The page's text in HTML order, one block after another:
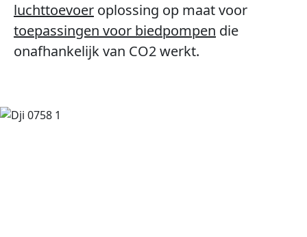
luchttoevoer oplossing op maat voor
toepassingen voor biedpompen die
onafhankelijk van CO2 werkt.